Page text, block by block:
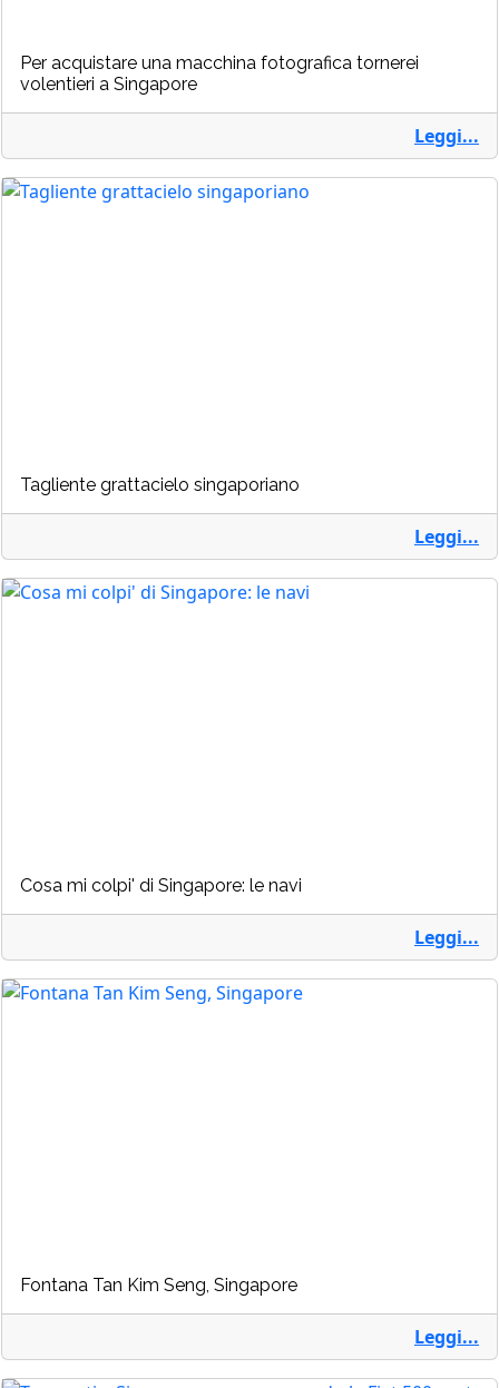
Per acquistare una macchina fotografica tornerei
volentieri a Singapore
Leggi...
Tagliente grattacielo singaporiano
Leggi...
Cosa mi colpi' di Singapore: le navi
Leggi...
Fontana Tan Kim Seng, Singapore
Leggi...